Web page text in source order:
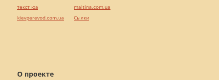
О проекте
текст юа
kievperevod.com.ua
maltina.com.ua
Cылки